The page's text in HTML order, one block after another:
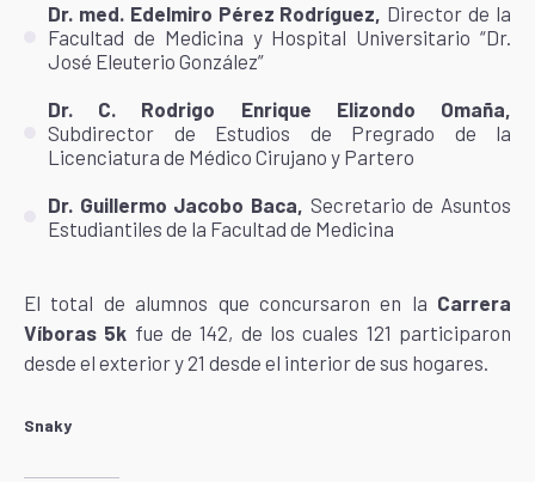
Dr. med. Edelmiro Pérez Rodríguez, Director de la
Facultad de Medicina y Hospital Universitario “Dr.
José Eleuterio González”
Dr. C. Rodrigo Enrique Elizondo Omaña,
Subdirector de Estudios de Pregrado de la
Licenciatura de Médico Cirujano y Partero
Dr. Guillermo Jacobo Baca, Secretario de Asuntos
Estudiantiles de la Facultad de Medicina
El total de alumnos que concursaron en la Carrera
Víboras 5k fue de 142, de los cuales 121 participaron
desde el exterior y 21 desde el interior de sus hogares.
Snaky